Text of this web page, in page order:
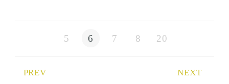
PREV
5 6 7 8 20
NEXT